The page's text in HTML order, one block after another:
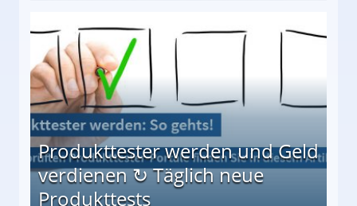
Produkttester werden und Geld
verdienen ↻ Täglich neue
Produkttests